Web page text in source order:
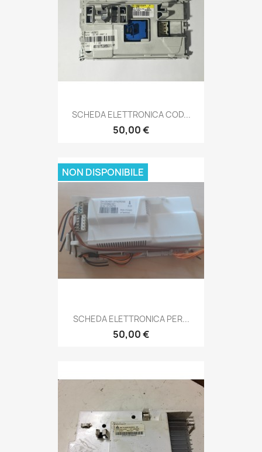
SCHEDA ELETTRONICA COD...
50,00 €
SCHEDA ELETTRONICA PER...
50,00 €
NON DISPONIBILE